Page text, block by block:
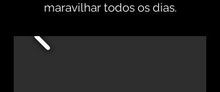
maravilhar todos os dias.